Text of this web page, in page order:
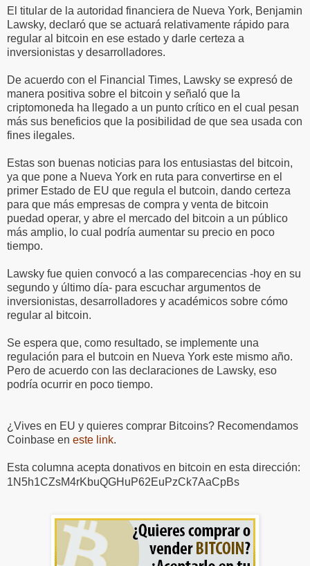
El titular de la autoridad financiera de Nueva York, Benjamin
Lawsky, declaró que se actuará relativamente rápido para
regular al bitcoin en ese estado y darle certeza a
inversionistas y desarrolladores.
De acuerdo con el Financial Times, Lawsky se expresó de
manera positiva sobre el bitcoin y señaló que la
criptomoneda ha llegado a un punto crítico en el cual pesan
más sus beneficios que la posibilidad de que sea usada con
fines ilegales.
Estas son buenas noticias para los entusiastas del bitcoin,
ya que pone a Nueva York en ruta para convertirse en el
primer Estado de EU que regula el butcoin, dando certeza
para que más empresas de compra y venta de bitcoin
puedad operar, y abre el mercado del bitcoin a un público
más amplio, lo cual podría aumentar su precio en poco
tiempo.
Lawsky fue quien convocó a las comparecencias -hoy en su
segundo y último día- para escuchar argumentos de
inversionistas, desarrolladores y académicos sobre cómo
regular al bitcoin.
Se espera que, como resultado, se implemente una
regulación para el butcoin en Nueva York este mismo año.
Pero de acuerdo con las declaraciones de Lawsky, eso
podría ocurrir en poco tiempo.
¿Vives en EU y quieres comprar Bitcoins? Recomendamos
Coinbase en este link.
Esta columna acepta donativos en bitcoin en esta dirección:
1N5h1CZsM4rKbuQGHuP62EuPzCk7AaCpBs